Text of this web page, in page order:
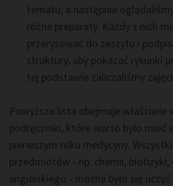
tematu, a następnie
różne preparaty. Każdy z nich
przerysować do zeszytu i
struktury, aby pokazać rysunki
tej podstawie zaliczaliśmy
Powyższa lista obejmuje właściwie
podręczniki, które warto było mieć
pierwszym roku medycyny.
przedmiotów - np. chemii,
angielskiego - można było się